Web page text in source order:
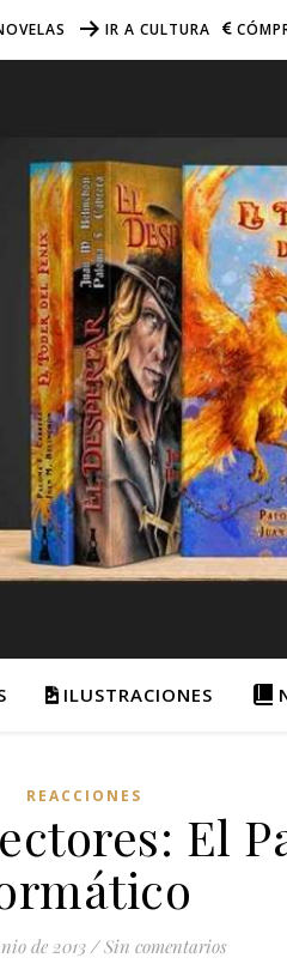
IR A CULTURA
ILUSTRACIONES
REACCIONES
El
de 2013 / Sin comentarios